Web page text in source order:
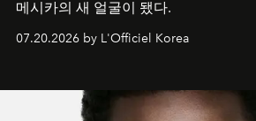
메시카의 새 얼굴이 됐다.
07.20.2026 by L'Officiel Korea